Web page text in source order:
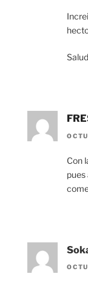
Con
pues